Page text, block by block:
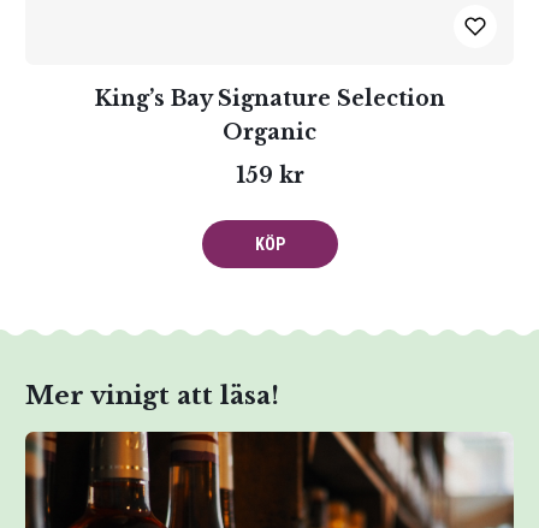
King’s Bay Signature Selection
Organic
159 kr
KÖP
Mer vinigt att läsa!